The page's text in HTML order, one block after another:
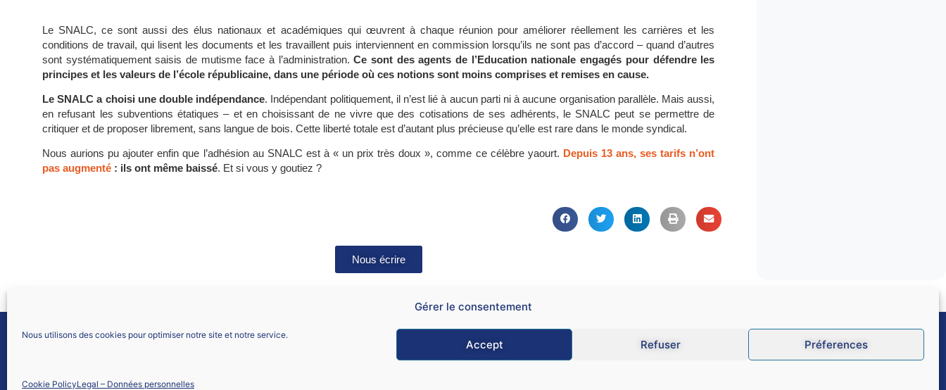
Gérer le consentement
Nous utilisons des cookies pour optimiser notre site et notre service.
Accept Refuser Préferences
Cookie PolicyLegal – Données personnelles
Le SNALC, ce sont aussi des élus nationaux et académiques qui œuvrent à chaque réunion pour améliorer réellement les carrières et les
conditions de travail, qui lisent les documents et les travaillent puis interviennent en commission lorsqu’ils ne sont pas d’accord – quand d’autres
sont systématiquement saisis de mutisme face à l’administration.Ce sont des agents de l’Education nationale engagés pour défendre les
principes et les valeurs de l’école républicaine, dans une période où ces notions sont moins comprises et remises en cause.
Le SNALC a choisi une double indépendance. Indépendant politiquement, il n’est lié à aucun parti ni à aucune organisation parallèle. Mais aussi,
en refusant les subventions étatiques – et en choisissant de ne vivre que des cotisations de ses adhérents, le SNALC peut se permettre de
critiquer et de proposer librement, sans langue de bois. Cette liberté totale est d’autant plus précieuse qu’elle est rare dans le monde syndical.
Nous aurions pu ajouter enfin que l’adhésion au SNALC est à « un prix très doux », comme ce célèbre yaourt. Depuis 13 ans, ses tarifs n’ont
pas augmenté : ils ont même baissé. Et si vous y goutiez ?
Nous écrire
SNALC LYON
Nous contacter